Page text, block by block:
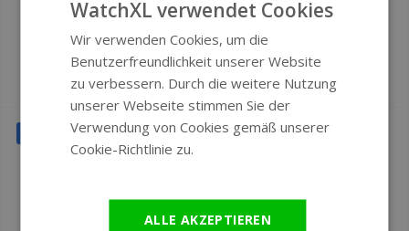
Patagonia Stahl Uhr
€395 €239
Ice-SAR Arktis-Uhr
€545 €329
SALE
GERMAN
WatchXL verwendet Cookies
Wir verwenden Cookies, um die
Benutzerfreundlichkeit unserer Website
zu verbessern. Durch die weitere Nutzung
unserer Webseite stimmen Sie der
Verwendung von Cookies gemäß unserer
Cookie-Richtlinie zu.
ALLE AKZEPTIEREN